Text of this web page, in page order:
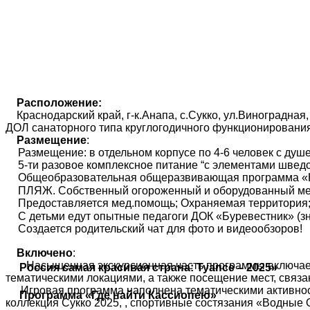
Расположение:
Краснодарский край, г-к.Анапа, с.Сукко,
ДОЛ санаторного типа круглогодичного
Размещение:
Размещение: в отдельном корпусе по 4-6 человек с
5-ти разовое комплексное питание “с элементами
Общеобразовательная общеразвивающая программа
ПЛЯЖ. Собственный огороженный и оборудованный
Предоставляется мед.помощь; Охраняемая
С детьми едут опытные педагоги ДОК «Буревестник»
Создается родительский чат для фото и видеообзоров!
Включено:
Насыщенная экскурсионная часть программы
тематическими локациями, а также посещение мест,
Игровая программа наполнена тематическими
коллекция Сукко 2025, , спортивные состязания
Россия самая красивая страна: Туапсе – 2025»
Программа «Где найти Кассиопею»